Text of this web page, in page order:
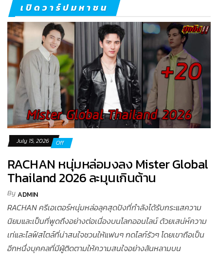
เปิดวาร์ปมหาชน
July 15, 2026 Off
RACHAN หนุ่มหล่อมงลง Mister Global
Thailand 2026 ละมุนเกินต้าน
ByADMIN
RACHAN ครีเอเตอร์หนุ่มหล่อลุคสุดปังที่กำลังได้รับกระแสความ
นิยมและเป็นที่พูดถึงอย่างต่อเนื่องบนโลกออนไลน์ ด้วยเสน่ห์ความ
เท่และไลฟ์สไตล์ที่น่าสนใจชวนให้แฟนๆ กดไลก์รัวๆ โดยเขาถือเป็น
อีกหนึ่งบุคคลที่มีผู้ติดตามให้ความสนใจอย่างล้นหลามบน